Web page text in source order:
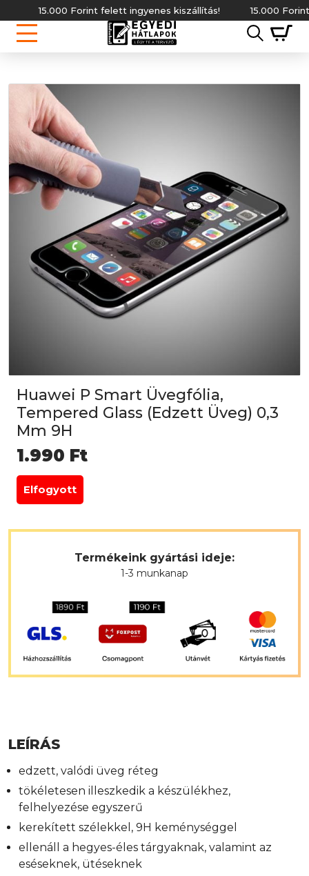
15.000 Forint felett ingyenes kiszállítás! 15.000 Forint
Huawei P Smart Üvegfólia,
Tempered Glass (Edzett Üveg) 0,3
Mm 9H
1.990 Ft
Elfogyott
Termékeink gyártási ideje:
1-3 munkanap
LEÍRÁS
edzett, valódi üveg réteg
tökéletesen illeszkedik a készülékhez,
felhelyezése egyszerű
kerekített szélekkel, 9H keménységgel
ellenáll a hegyes-éles tárgyaknak, valamint az
eséseknek, ütéseknek